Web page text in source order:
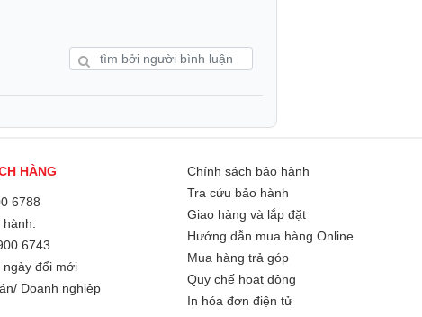
vướng
bụi là tình trạng tóc và lông thú cưng
Bảo hành
Xuất xứ
HÀNG
6788
hành:
6743
đổi mới
Doanh nghiệp
Chính sách bảo hành
Tra cứu bảo hành
Giao hàng và lắp đặt
Hướng dẫn mua hàng Online
Mua hàng trả góp
Quy chế hoạt động
In hóa đơn điện tử